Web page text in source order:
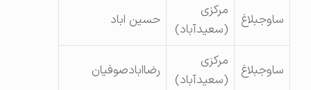
ساوجبلاغ
مرکزی
(سعیدآباد)
حسین اباد
ساوجبلاغ
مرکزی
(سعیدآباد)
رضاابادصوفیان